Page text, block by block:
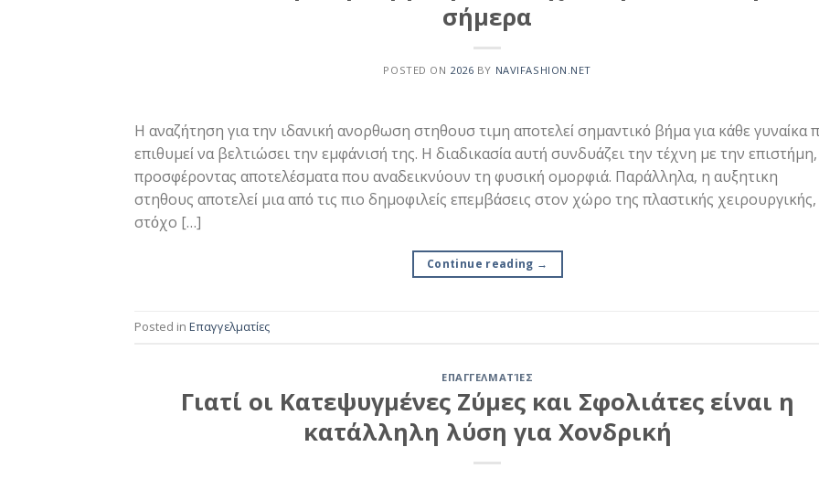
σήμερα
POSTED ON 2026 BY NAVIFASHION.NET
Η αναζήτηση για την ιδανική ανορθωση στηθουσ τιμη αποτελεί σημαντικό βήμα για κάθε γυναίκα
επιθυμεί να βελτιώσει την εμφάνισή της. Η διαδικασία αυτή συνδυάζει την τέχνη με την επιστήμη,
προσφέροντας αποτελέσματα που αναδεικνύουν τη φυσική ομορφιά. Παράλληλα, η αυξητικη
στηθους αποτελεί μια από τις πιο δημοφιλείς επεμβάσεις στον χώρο της πλαστικής
στόχο […]
Continue reading →
Posted in Επαγγελματίες
ΕΠΑΓΓΕΛΜΑΤΊΕΣ
Γιατί οι Κατεψυγμένες Ζύμες και Σφολιάτες είναι η
κατάλληλη λύση για Χονδρική